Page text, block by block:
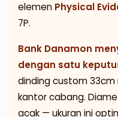
elemen Physical
7P.
Bank Danamon
dengan satu
dinding custom
kantor cabang.
acak — ukuran ini